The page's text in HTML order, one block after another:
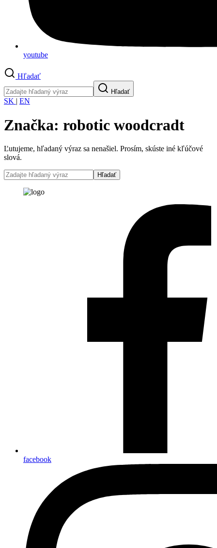
youtube
Hľadať
Hľadať
SK | EN
Značka: robotic woodcradt
Ľutujeme, hľadaný výraz sa nenašiel. Prosím, skúste iné kľúčové
slová.
facebook